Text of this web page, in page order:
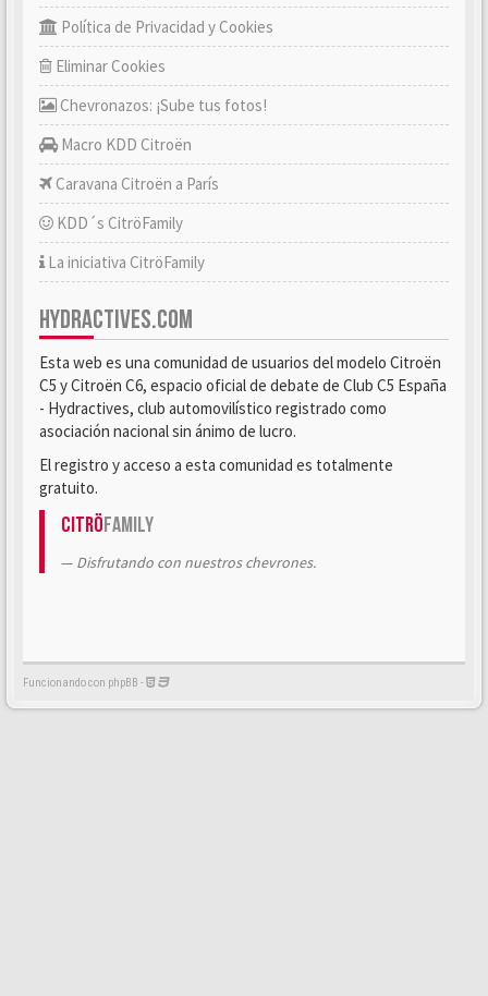
Política de Privacidad y Cookies
Eliminar Cookies
Chevronazos: ¡Sube tus fotos!
Macro KDD Citroën
Caravana Citroën a París
KDD´s CitröFamily
La iniciativa CitröFamily
HYDRACTIVES.COM
Esta web es una comunidad de usuarios del modelo Citroën
C5 y Citroën C6, espacio oficial de debate de Club C5 España
- Hydractives, club automovilístico registrado como
asociación nacional sin ánimo de lucro.
El registro y acceso a esta comunidad es totalmente
gratuito.
CitröFamily
Disfrutando con nuestros chevrones.
Funcionando con phpBB -